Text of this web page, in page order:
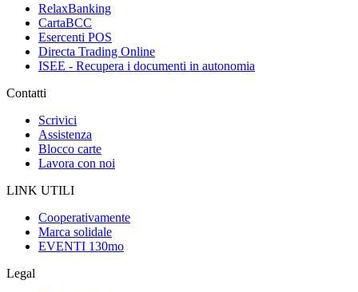
RelaxBanking
CartaBCC
Esercenti POS
Directa Trading Online
ISEE - Recupera i documenti in autonomia
Contatti
Scrivici
Assistenza
Blocco carte
Lavora con noi
LINK UTILI
Cooperativamente
Marca solidale
EVENTI 130mo
Legal